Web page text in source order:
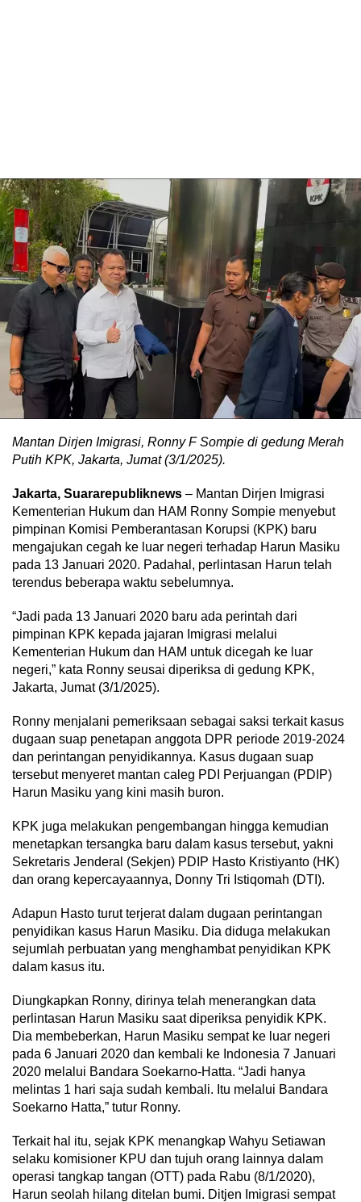
Mantan Dirjen Imigrasi, Ronny F Sompie di gedung Merah
Putih KPK, Jakarta, Jumat (3/1/2025).
Jakarta, Suararepubliknews – Mantan Dirjen Imigrasi
Kementerian Hukum dan HAM Ronny Sompie menyebut
pimpinan Komisi Pemberantasan Korupsi (KPK) baru
mengajukan cegah ke luar negeri terhadap Harun Masiku
pada 13 Januari 2020. Padahal, perlintasan Harun telah
terendus beberapa waktu sebelumnya.
“Jadi pada 13 Januari 2020 baru ada perintah dari
pimpinan KPK kepada jajaran Imigrasi melalui
Kementerian Hukum dan HAM untuk dicegah ke luar
negeri,” kata Ronny seusai diperiksa di gedung KPK,
Jakarta, Jumat (3/1/2025).
Ronny menjalani pemeriksaan sebagai saksi terkait kasus
dugaan suap penetapan anggota DPR periode 2019-2024
dan perintangan penyidikannya. Kasus dugaan suap
tersebut menyeret mantan caleg PDI Perjuangan (PDIP)
Harun Masiku yang kini masih buron.
KPK juga melakukan pengembangan hingga kemudian
menetapkan tersangka baru dalam kasus tersebut, yakni
Sekretaris Jenderal (Sekjen) PDIP Hasto Kristiyanto (HK)
dan orang kepercayaannya, Donny Tri Istiqomah (DTI).
Adapun Hasto turut terjerat dalam dugaan perintangan
penyidikan kasus Harun Masiku. Dia diduga melakukan
sejumlah perbuatan yang menghambat penyidikan KPK
dalam kasus itu.
Diungkapkan Ronny, dirinya telah menerangkan data
perlintasan Harun Masiku saat diperiksa penyidik KPK.
Dia membeberkan, Harun Masiku sempat ke luar negeri
pada 6 Januari 2020 dan kembali ke Indonesia 7 Januari
2020 melalui Bandara Soekarno-Hatta. “Jadi hanya
melintas 1 hari saja sudah kembali. Itu melalui Bandara
Soekarno Hatta,” tutur Ronny.
Terkait hal itu, sejak KPK menangkap Wahyu Setiawan
selaku komisioner KPU dan tujuh orang lainnya dalam
operasi tangkap tangan (OTT) pada Rabu (8/1/2020),
Harun seolah hilang ditelan bumi. Ditjen Imigrasi sempat